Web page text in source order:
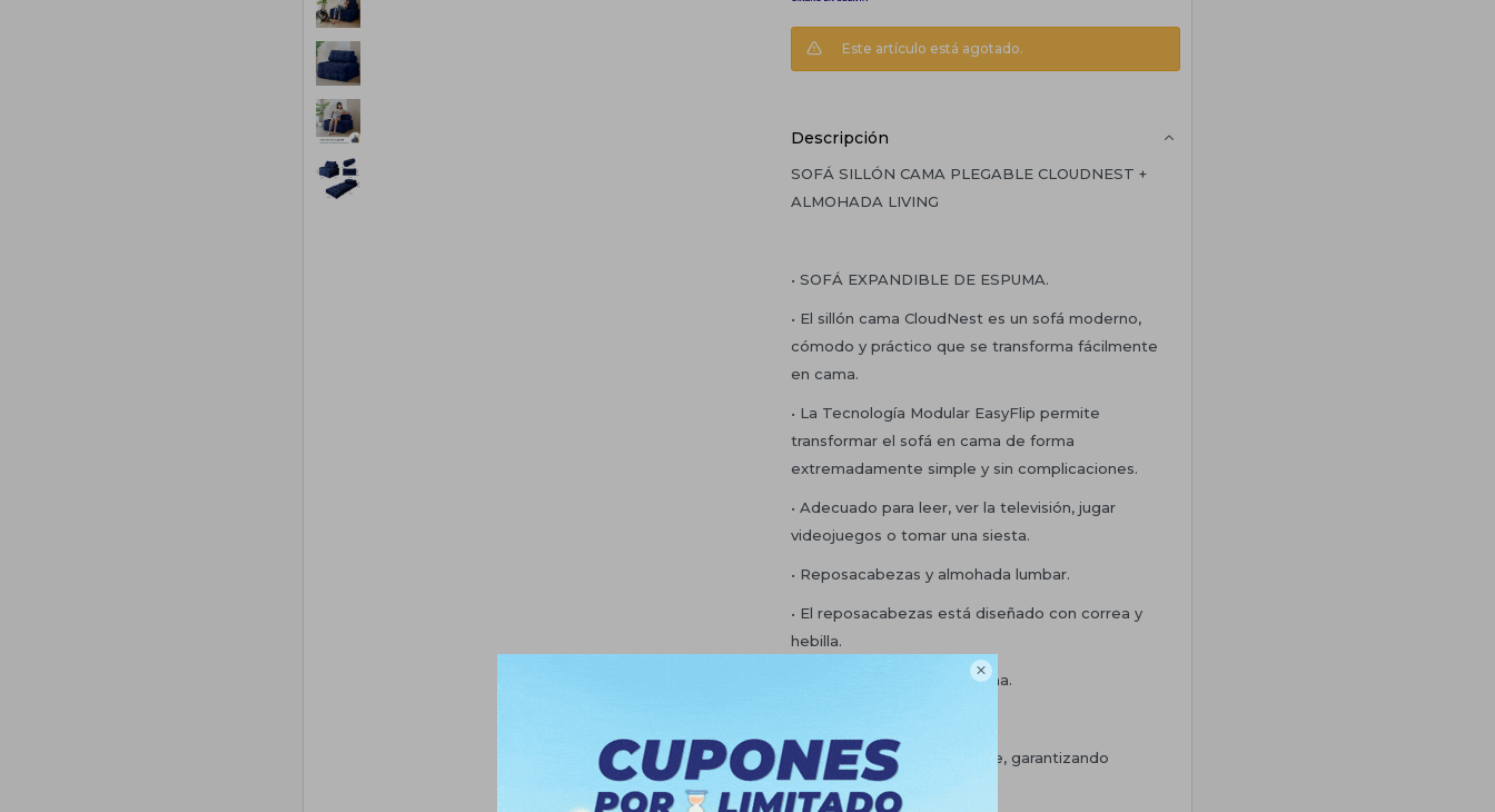

Este artículo está agotado.
Descripción
SOFÁ SILLÓN CAMA PLEGABLE CLOUDNEST +
ALMOHADA LIVING
• SOFÁ EXPANDIBLE DE ESPUMA.
• El sillón cama CloudNest es un sofá moderno,
cómodo y práctico que se transforma fácilmente
en cama.
• La Tecnología Modular EasyFlip permite
transformar el sofá en cama de forma
extremadamente simple y sin complicaciones.
• Adecuado para leer, ver la televisión, jugar
videojuegos o tomar una siesta.
• Reposacabezas y almohada lumbar.
• El reposacabezas está diseñado con correa y
hebilla.
• Cómodo relleno de espuma.
• Tejido duradero.
• Su estructura es resistente, garantizando
durabilidad y soporte.